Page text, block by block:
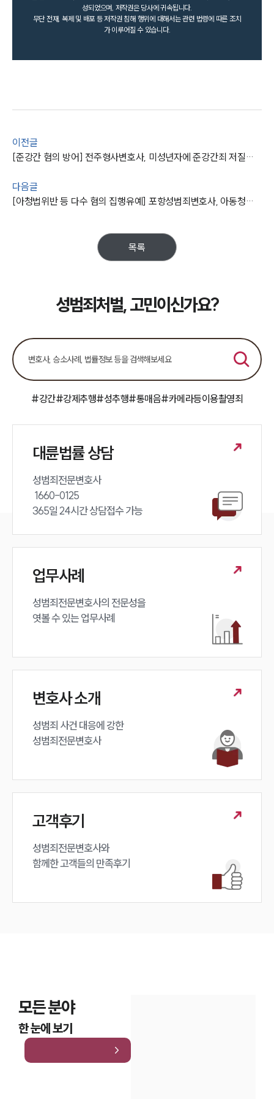
성되었으며, 저작권은 당사에 귀속됩니다.
무단 전재, 복제 및 배포 등 저작권 침해 행위에 대해서는 관련 법령에 따른 조치
가 이루어질 수 있습니다.
이전글
[준강간 혐의 방어] 전주형사변호사, 미성년자에 준강간죄 저질렀으나 집행유예 방어
다음글
[아청법위반 등 다수 혐의 집행유예] 포항성범죄변호사, 아동청소년 음란물 판매한 피고인 집행유예 방어 성공
목록
성범죄처벌, 고민이신가요?
#강간#강제추행#성추행#통매음#카메라등이용촬영죄
대륜법률 상담
성범죄전문변호사
365일 24시간 상담접수 가능
업무사례
성범죄전문변호사의 전문성을
엿볼 수 있는 업무사례
변호사 소개
성범죄 사건 대응에 강한
성범죄전문변호사
고객후기
성범죄전문변호사와
함께한 고객들의 만족후기
모든 분야
한 눈에 보기